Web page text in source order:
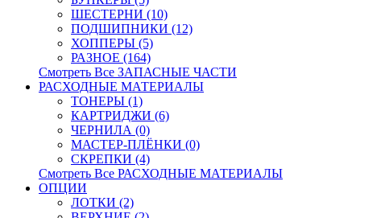
ШЕСТЕРНИ (10)
ПОДШИПНИКИ (12)
ХОППЕРЫ (5)
РАЗНОЕ (164)
Смотреть Все ЗАПАСНЫЕ ЧАСТИ
РАСХОДНЫЕ МАТЕРИАЛЫ
ТОНЕРЫ (1)
КАРТРИДЖИ (6)
ЧЕРНИЛА (0)
МАСТЕР-ПЛЁНКИ (0)
СКРЕПКИ (4)
Смотреть Все РАСХОДНЫЕ МАТЕРИАЛЫ
ОПЦИИ
ЛОТКИ (2)